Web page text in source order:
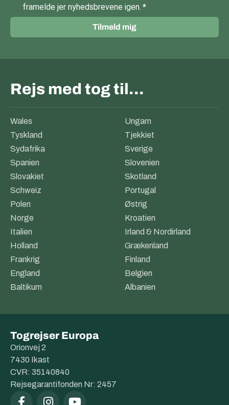
framelde jer nyhedsbrevene igen.
Tilmeld mig
Rejs med tog til…
Wales
Ungarn
Tyskland
Tjekkiet
Sydafrika
Sverige
Spanien
Slovenien
Slovakiet
Skotland
Schweiz
Portugal
Polen
Østrig
Norge
Kroatien
Italien
Irland & Nordirland
Holland
Grækenland
Frankrig
Finland
England
Belgien
Baltikum
Albanien
Togrejser Europa
Orionvej 2
7430 Ikast
CVR: 35140840
Rejsegarantifonden Nr: 2457